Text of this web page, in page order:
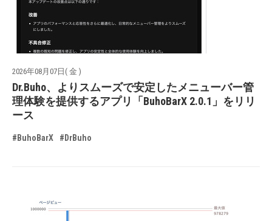
2026年08月07日( 金 )
Dr.Buho、よりスムーズで安定したメニューバー管
理体験を提供するアプリ「BuhoBarX 2.0.1」をリリ
ース
#BuhoBarX #DrBuho